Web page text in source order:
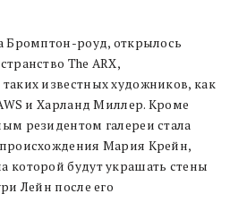
Бромптон-роуд, открылось
The ARX,
известных художников, как
и Харланд Миллер. Кроме
резидентом галереи стала
Мария Крейн,
которой будут украшать стены
Лейн после его